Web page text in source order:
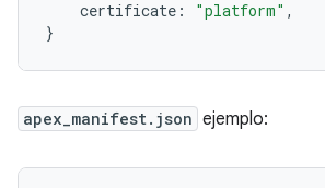
certificate : "platform" ,
}
apex_manifest.json ejemplo: